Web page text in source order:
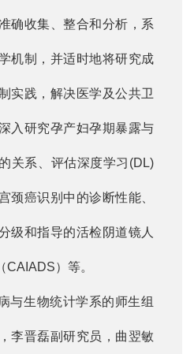
确收集、整合和分析，系
机制，并适时地将研究成
实践，解决医学及公共卫
入研究孕产妇孕期暴露与
关系、评估深度学习(DL)
颈癌识别中的诊断性能、
级和指导的活检阴道镜人
CAIADS）等。
生物统计学系的师生组
李晋磊副研究员，曲翌敏